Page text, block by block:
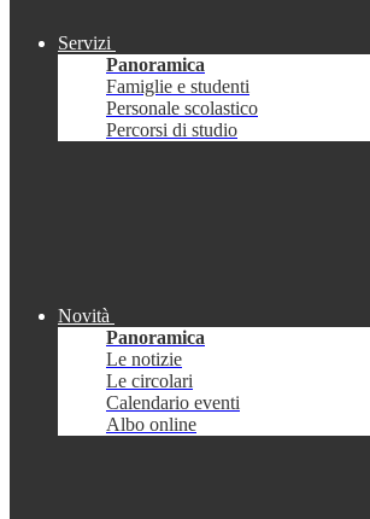
Servizi
Panoramica
Famiglie e studenti
Personale scolastico
Percorsi di studio
Novità
Panoramica
Le notizie
Le circolari
Calendario eventi
Albo online